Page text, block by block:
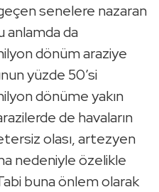
senelere nazaran
anlamda da
dönüm araziye
yüzde 50’si
dönüme yakın
de havaların
olası, artezyen
nedeniyle özelikle
buna önlem olarak